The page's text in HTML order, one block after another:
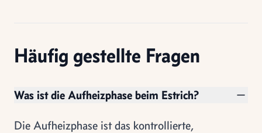
Häufig gestellte Fragen
Was ist die Aufheizphase beim Estrich?
Die Aufheizphase ist das kontrollierte,